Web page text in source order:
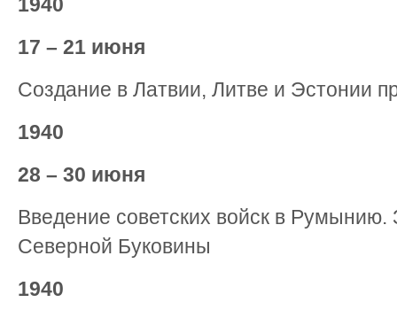
17 – 21 июня
Создание в Латвии, Литве и Эстонии
1940
28 – 30 июня
Введение советских войск в
Северной Буковины
1940